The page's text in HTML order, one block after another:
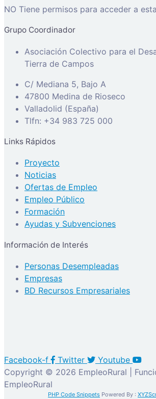
NO Tiene permisos para acceder a
Grupo Coordinador
Asociación Colectivo para el
Tierra de Campos
C/ Mediana 5, Bajo A
47800 Medina de Rioseco
Valladolid (España)
Tlfn: +34 983 725 000
Links Rápidos
Proyecto
Noticias
Ofertas de Empleo
Empleo Público
Formación
Ayudas y Subvenciones
Información de Interés
Personas Desempleadas
Empresas
BD Recursos Empresariales
Facebook-f Twitter
Youtube
Copyright © 2026 EmpleoRural |
EmpleoRural
PHP Code Snippets Powered By :